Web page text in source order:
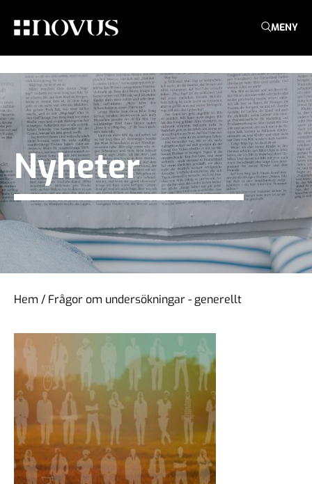
MENY
Nyheter
Hem / Frågor om undersökningar - generellt